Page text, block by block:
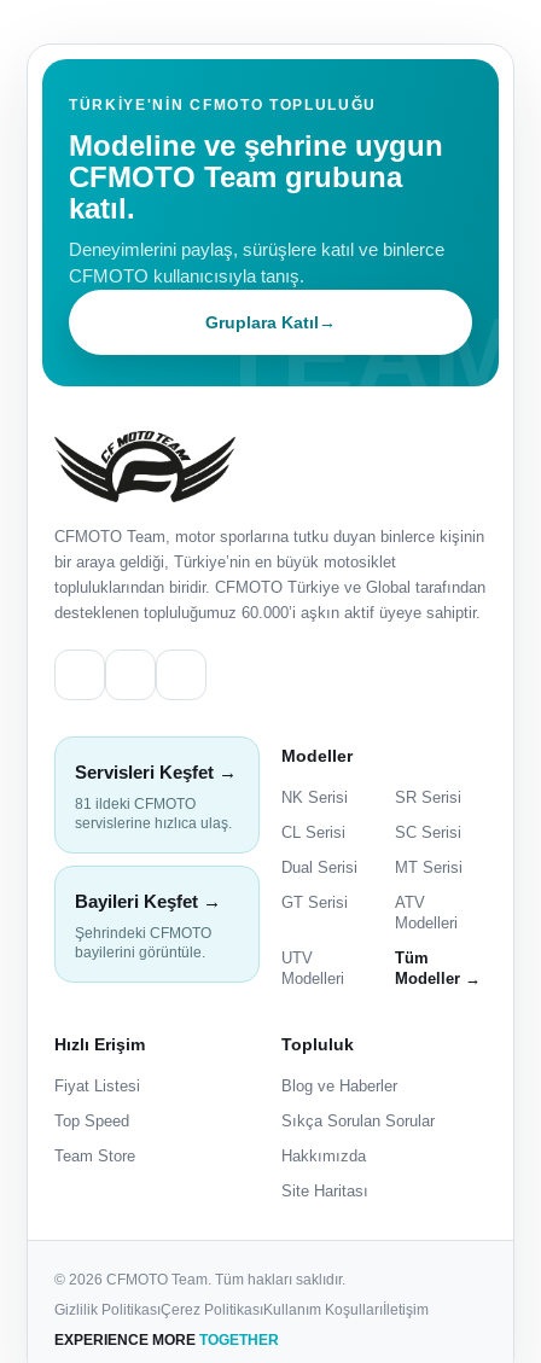
TÜRKIYE'NIN CFMOTO TOPLULUĞU
Modeline ve şehrine uygun
CFMOTO Team grubuna
katıl.
Deneyimlerini paylaş, sürüşlere katıl ve binlerce
CFMOTO kullanıcısıyla tanış.
Gruplara Katıl→
CFMOTO Team, motor sporlarına tutku duyan binlerce kişinin
bir araya geldiği, Türkiye’nin en büyük motosiklet
topluluklarından biridir. CFMOTO Türkiye ve Global tarafından
desteklenen topluluğumuz 60.000’i aşkın aktif üyeye sahiptir.
Servisleri Keşfet →
81 ildeki CFMOTO
servislerine hızlıca ulaş.
Bayileri Keşfet →
Şehrindeki CFMOTO
bayilerini görüntüle.
Modeller
NK Serisi
SR Serisi
CL Serisi
SC Serisi
Dual Serisi
MT Serisi
GT Serisi
ATV
Modelleri
UTV
Modelleri
Tüm
Modeller →
Hızlı Erişim
Fiyat Listesi
Top Speed
Team Store
Topluluk
Blog ve Haberler
Sıkça Sorulan Sorular
Hakkımızda
Site Haritası
© 2026 CFMOTO Team. Tüm hakları saklıdır.
Gizlilik PolitikasıÇerez PolitikasıKullanım Koşulları İletişim
EXPERIENCE MORE TOGETHER